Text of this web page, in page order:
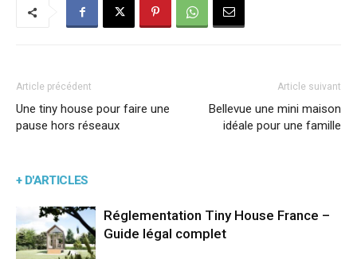
Article précédent
Une tiny house pour faire une
pause hors réseaux
Article suivant
Bellevue une mini maison
idéale pour une famille
+ D'ARTICLES
Réglementation Tiny House France –
Guide légal complet